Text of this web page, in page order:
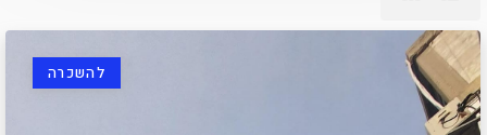
להשכרה